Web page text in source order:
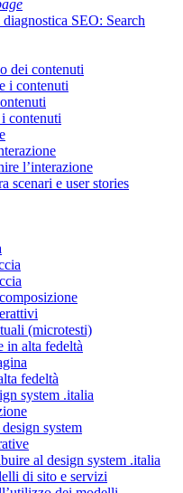
SEO: Search
dei contenuti
i contenuti
contenuti
l’interazione
scenari e user stories
(microtesti)
in alta fedeltà
fedeltà
system .italia
system
al design system .italia
di sito e servizi